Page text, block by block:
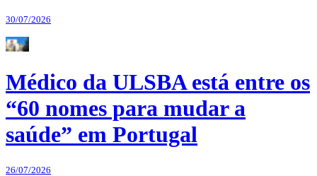
30/07/2026
Médico da ULSBA está entre os
“60 nomes para mudar a
saúde” em Portugal
26/07/2026